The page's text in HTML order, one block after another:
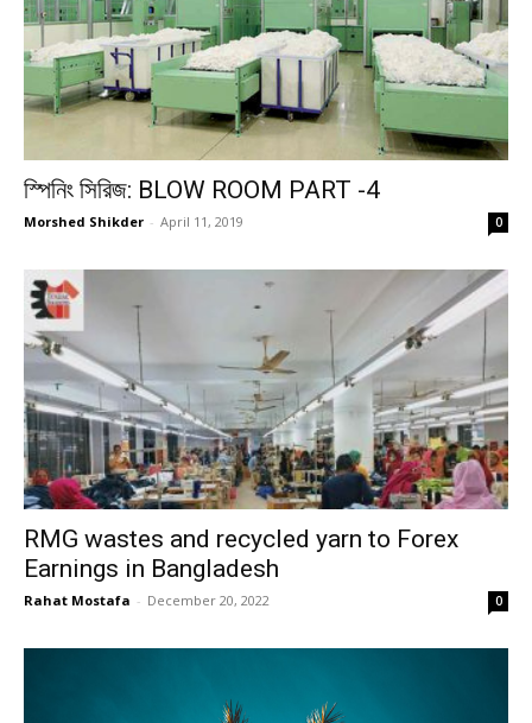
স্পিনিং সিরিজ: BLOW ROOM PART -4
Morshed Shikder - April 11, 2019 0
RMG wastes and recycled yarn to Forex
Earnings in Bangladesh
Rahat Mostafa - December 20, 2022 0